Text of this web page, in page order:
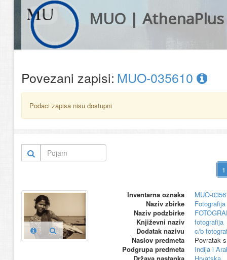
MUO | AthenaPlus
Povezani zapisi: MUO-035610
Podaci zapisa nisu dostupni
Inventarna oznaka
MUO-
Naziv zbirke
Naziv podzbirke
Književni naziv
fotografija
Dodatak nazivu
c/b
Naslov predmeta
Povratak
Podgrupa predmeta
Indija i